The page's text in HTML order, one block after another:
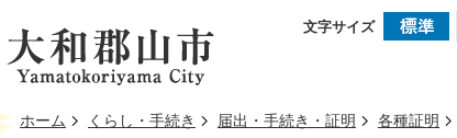
文字サイズ
ホーム くらし・手続き 届出・手続き・証明 各種証明